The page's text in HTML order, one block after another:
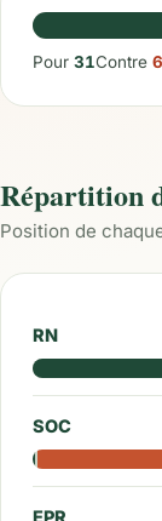
Pour 31Contre
Répartition
Position de
RN
SOC
EPR